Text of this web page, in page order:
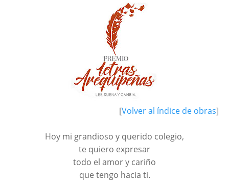
[Volver al índice de obras]
Hoy mi grandioso y querido colegio,
te quiero expresar
todo el amor y cariño
que tengo hacia ti.